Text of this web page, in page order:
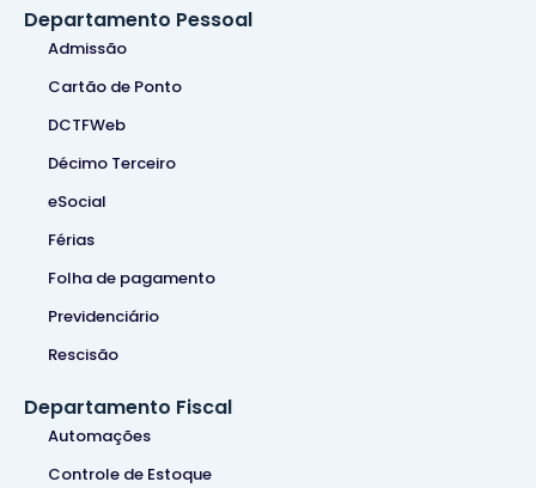
Departamento Pessoal
Admissão
Cartão de Ponto
DCTFWeb
Décimo Terceiro
eSocial
Férias
Folha de pagamento
Previdenciário
Rescisão
Departamento Fiscal
Automações
Controle de Estoque